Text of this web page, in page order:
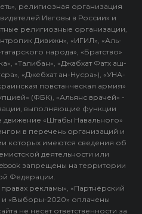
религиозная организация
Иеговы в России» и
религиозные организации,
Дивижн», «ИГИЛ», «Аль-
народа», «Братство»
«Талибан», «Джабхат Фатх аш-
«Джебхат ан-Нусра»), «УНА-
повстанческая армия»
(ФБК), «Альянс врачей» -
выполняющие функции
«Штабы Навального»
в перечень организаций и
которых имеются сведения об
деятельности или
запрещены на территории
Федерации.
рекламы», «Партнёрский
и «Выборы-2020» оплачены
не несет ответственности за